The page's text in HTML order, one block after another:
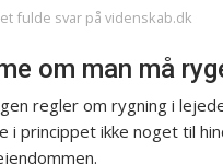
fulde svar på videnskab.dk
om man må
regler om rygning i
princippet ikke noget til